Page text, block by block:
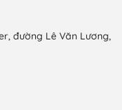
đường Lê Văn Lương,